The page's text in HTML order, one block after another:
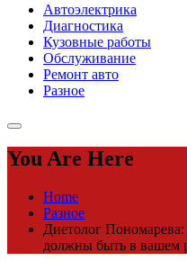
Автоэлектрика
Диагностика
Кузовные работы
Обслуживание
Ремонт авто
Разное
You Are Here
Home
Разное
Диетолог
должны быть в вашем